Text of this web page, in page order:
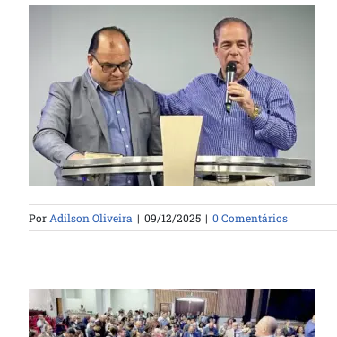
O Poder do Voto e a Entrega que
Gera Multiplicação
Por Adilson Oliveira | 09/12/2025 | 0 Comentários